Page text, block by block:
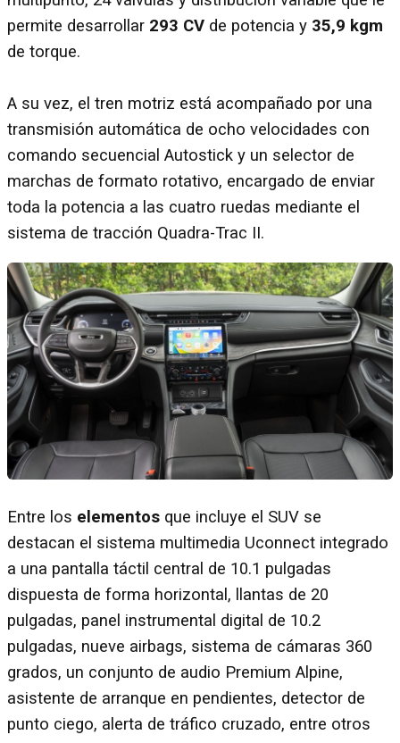
permite desarrollar 293 CV de potencia y 35,9 kgm
de torque.
A su vez, el tren motriz está acompañado por una
transmisión automática de ocho velocidades con
comando secuencial Autostick y un selector de
marchas de formato rotativo, encargado de enviar
toda la potencia a las cuatro ruedas mediante el
sistema de tracción Quadra-Trac II.
Entre los elementos que incluye el SUV se
destacan el sistema multimedia Uconnect integrado
a una pantalla táctil central de 10.1 pulgadas
dispuesta de forma horizontal, llantas de 20
pulgadas, panel instrumental digital de 10.2
pulgadas, nueve airbags, sistema de cámaras 360
grados, un conjunto de audio Premium Alpine,
asistente de arranque en pendientes, detector de
punto ciego, alerta de tráfico cruzado, entre otros